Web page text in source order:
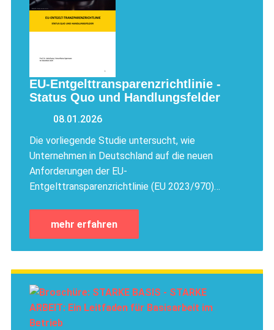
EU-Entgelttransparenzrichtlinie -
Status Quo und Handlungsfelder
08.01.2026
Die vorliegende Studie untersucht, wie
Unternehmen in Deutschland auf die neuen
Anforderungen der EU-
Entgelttransparenzrichtlinie (EU 2023/970)…
mehr erfahren